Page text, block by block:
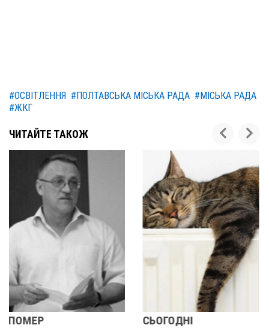
#ОСВІТЛЕННЯ #ПОЛТАВСЬКА МІСЬКА РАДА #МІСЬКА РАДА
#ЖКГ
ЧИТАЙТЕ ТАКОЖ
ВИКРИЛИ